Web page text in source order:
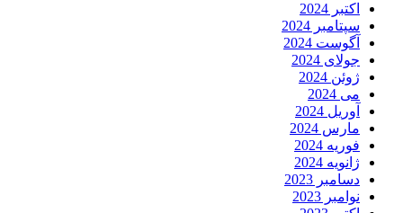
اکتبر 2024
سپتامبر 2024
آگوست 2024
جولای 2024
ژوئن 2024
می 2024
آوریل 2024
مارس 2024
فوریه 2024
ژانویه 2024
دسامبر 2023
نوامبر 2023